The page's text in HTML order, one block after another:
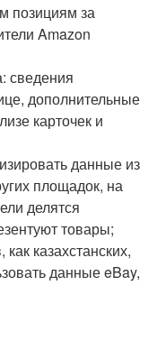
позициям за
Amazon
сведения
дополнительные
карточек и
данные из
площадок, на
делятся
товары;
казахстанских,
данные eBay,